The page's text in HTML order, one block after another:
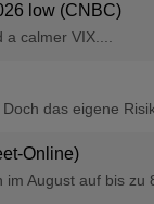
low (CNBC)
calmer VIX....
das eigene
Online)
August auf bis zu